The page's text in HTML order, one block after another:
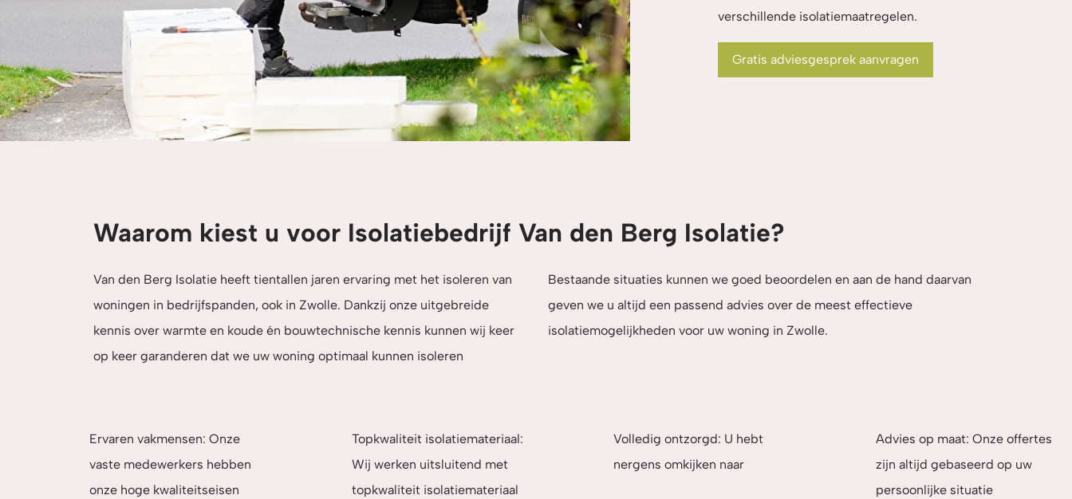
verschillende isolatiemaatregelen.
Gratis adviesgesprek aanvragen
Waarom kiest u voor Isolatiebedrijf Van den Berg Isolatie?
Van den Berg Isolatie heeft tientallen jaren ervaring met het isoleren van
woningen in bedrijfspanden, ook in Zwolle. Dankzij onze uitgebreide
kennis over warmte en koude én bouwtechnische kennis kunnen wij keer
op keer garanderen dat we uw woning optimaal kunnen isoleren
Bestaande situaties kunnen we goed beoordelen en aan de hand daarvan
geven we u altijd een passend advies over de meest effectieve
isolatiemogelijkheden voor uw woning in Zwolle.
Ervaren vakmensen: Onze
vaste medewerkers hebben
onze hoge kwaliteitseisen
Topkwaliteit isolatiemateriaal:
Wij werken uitsluitend met
topkwaliteit isolatiemateriaal
Volledig ontzorgd: U hebt
nergens omkijken naar
Advies op maat: Onze offertes
zijn altijd gebaseerd op uw
persoonlijke situatie